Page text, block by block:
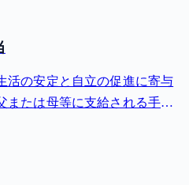
活の安定と自立の促進に寄与
または母等に支給される手